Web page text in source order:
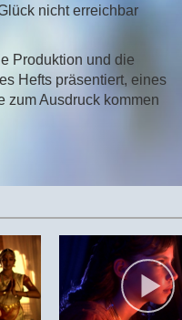
nicht erreichbar
Produktion und die
Hefts präsentiert, eines
zum Ausdruck kommen